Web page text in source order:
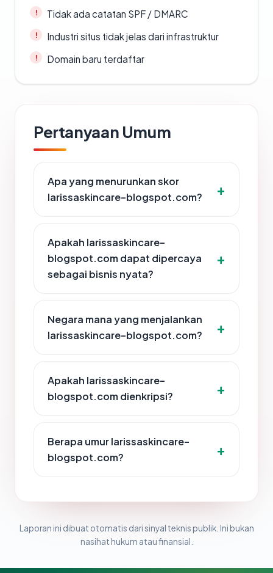
Tidak ada catatan SPF / DMARC
Industri situs tidak jelas dari infrastruktur
Domain baru terdaftar
Pertanyaan Umum
Apa yang menurunkan skor
larissaskincare-blogspot.com?
Apakah larissaskincare-
blogspot.com dapat dipercaya
sebagai bisnis nyata?
Negara mana yang menjalankan
larissaskincare-blogspot.com?
Apakah larissaskincare-
blogspot.com dienkripsi?
Berapa umur larissaskincare-
blogspot.com?
Laporan ini dibuat otomatis dari sinyal teknis publik. Ini bukan
nasihat hukum atau finansial.